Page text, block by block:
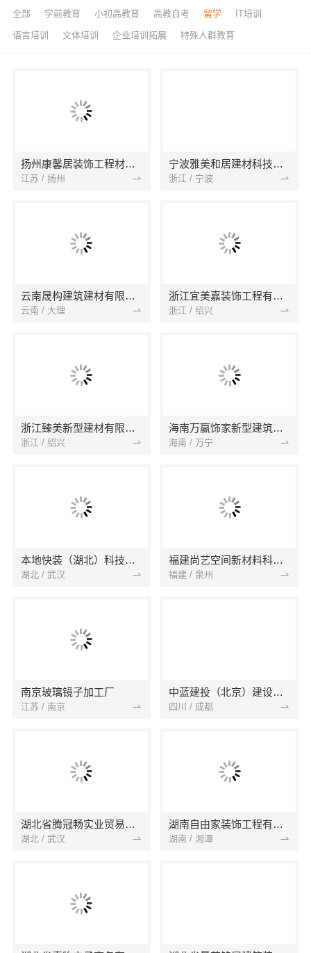
全部 学前教育 小初高教育 高教自考 留学 IT培训
语言培训 文体培训 企业培训拓展 特殊人群教育
扬州康馨居装饰工程材料有限公司
江苏 / 扬州
宁波雅美和居建材科技有限公司
浙江 / 宁波
云南晟构建筑建材有限公司
云南 / 大理
浙江宜美嘉装饰工程有限公司
浙江 / 绍兴
浙江臻美新型建材有限公司
浙江 / 绍兴
海南万赢饰家新型建筑材料有限公司
海南 / 万宁
本地快装（湖北）科技有限公司
湖北 / 武汉
福建尚艺空间新材料科技有限公司
福建 / 泉州
南京玻璃镜子加工厂
江苏 / 南京
中蓝建投（北京）建设有限公司四川第一分公司
四川 / 成都
湖北省腾冠畅实业贸易有限公司
湖北 / 武汉
湖南自由家装饰工程有限公司
湖南 / 湘潭